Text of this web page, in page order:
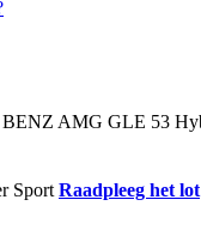
Raadpleeg het lot